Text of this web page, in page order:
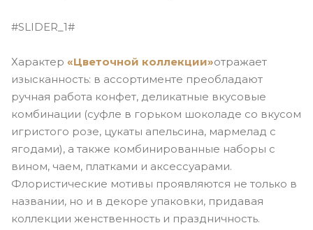
#SLIDER_1#
Характер «Цветочной коллекции»отражает
изысканность: в ассортименте преобладают
ручная работа конфет, деликатные вкусовые
комбинации (суфле в горьком шоколаде со вкусом
игристого розе, цукаты апельсина, мармелад с
ягодами), а также комбинированные наборы с
вином, чаем, платками и аксессуарами.
Флористические мотивы проявляются не только в
названии, но и в декоре упаковки, придавая
коллекции женственность и праздничность.